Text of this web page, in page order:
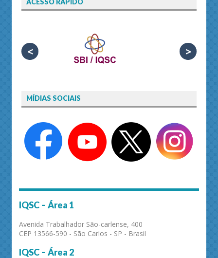
< >
MÍDIAS SOCIAIS
IQSC – Área 1
Avenida Trabalhador São-carlense, 400
CEP 13566-590 - São Carlos - SP - Brasil
IQSC – Área 2